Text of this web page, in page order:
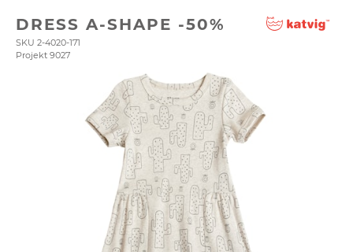
DRESS A-SHAPE -50%
SKU 2-4020-171
Projekt 9027